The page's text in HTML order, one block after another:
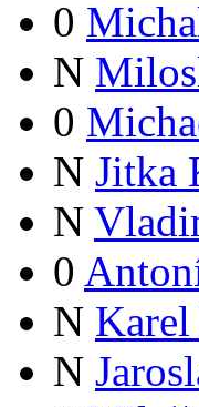
0
N
0
N Jitka
N
0
N
N